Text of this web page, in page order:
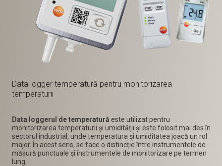
Data logger temperatură pentru monitorizarea
temperaturii
Data loggerul de temperatură este utilizat pentru
monitorizarea temperaturii și umidității și este folosit mai des în
sectorul industrial, unde temperatura și umiditatea joacă un rol
major. În acest sens, se face o distincție între instrumentele de
măsură punctuale și instrumentele de monitorizare pe termen
lung.